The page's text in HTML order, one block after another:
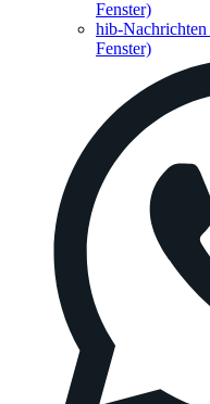
Fenster)
hib-Nachrichten
Fenster)